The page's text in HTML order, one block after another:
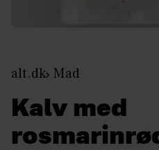
alt.dk Mad
Kalv med